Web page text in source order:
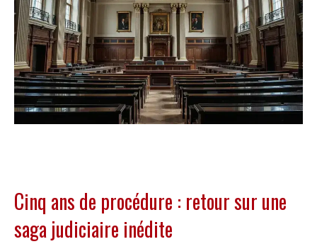
Cinq ans de procédure : retour sur une
saga judiciaire inédite